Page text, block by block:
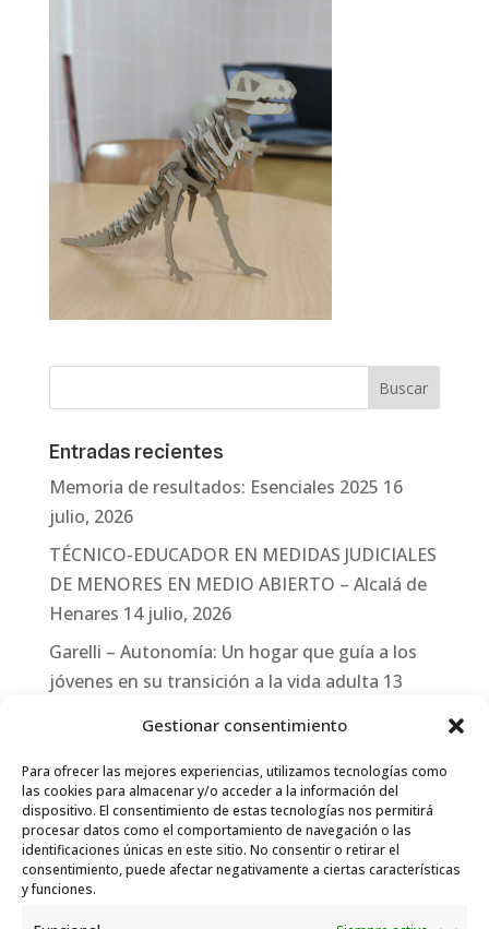
Gestionar consentimiento
Para ofrecer las mejores experiencias, utilizamos tecnologías como
las cookies para almacenar y/o acceder a la información del
dispositivo. El consentimiento de estas tecnologías nos permitirá
procesar datos como el comportamiento de navegación o las
identificaciones únicas en este sitio. No consentir o retirar el
consentimiento, puede afectar negativamente a ciertas características
y funciones.
Entradas recientes
Memoria de resultados: Esenciales 2025 16
julio, 2026
TÉCNICO-EDUCADOR EN MEDIDAS JUDICIALES
DE MENORES EN MEDIO ABIERTO – Alcalá de
Henares 14 julio, 2026
Garelli – Autonomía: Un hogar que guía a los
jóvenes en su transición a la vida adulta 13
Garelli-Refugio: Acciones de empleo en el
marco del Sistema de Acogida de Protección
Internacional 10 julio, 2026